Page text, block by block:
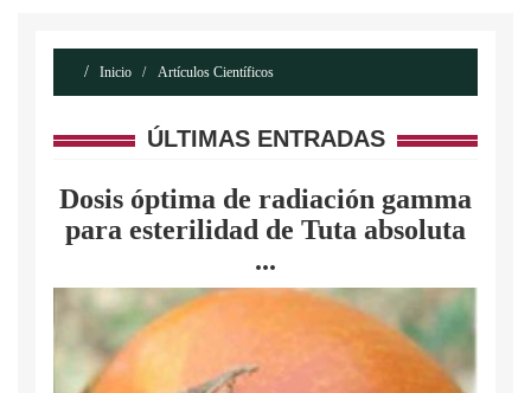
Inicio Artículos Científicos
ÚLTIMAS ENTRADAS
Dosis óptima de radiación gamma
para esterilidad de Tuta absoluta
...